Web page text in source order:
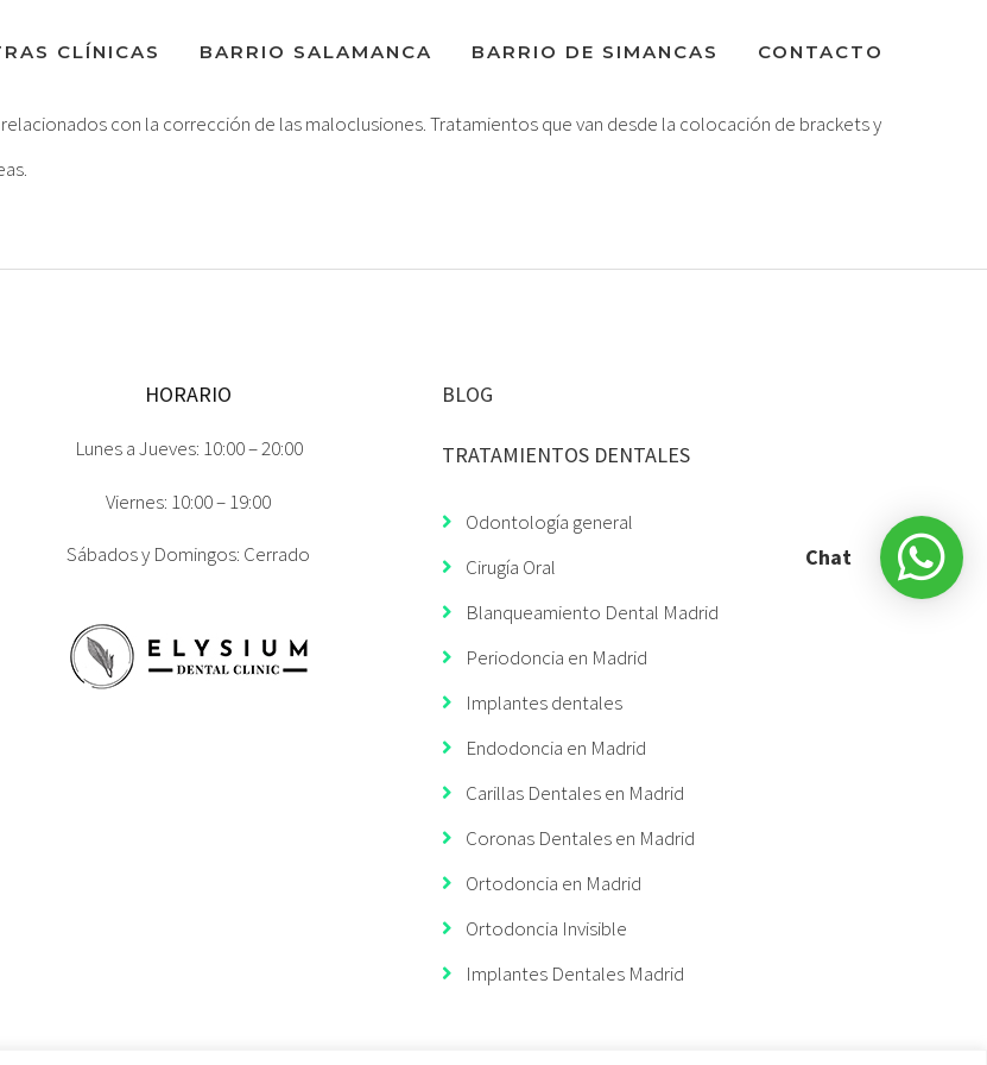
CLÍNICAS BARRIO SALAMANCA BARRIO DE SIMANCAS CONTACTO
con la corrección de las maloclusiones. Tratamientos que van desde la colocación de brackets y
HORARIO
Lunes a Jueves: 10:00 – 20:00
Viernes: 10:00 – 19:00
Sábados y Domingos: Cerrado
BLOG
TRATAMIENTOS DENTALES
Odontología general
Cirugía Oral
Blanqueamiento Dental Madrid
Periodoncia en Madrid
Implantes dentales
Endodoncia en Madrid
Carillas Dentales en Madrid
Coronas Dentales en Madrid
Ortodoncia en Madrid
Ortodoncia Invisible
Implantes Dentales Madrid
Chat